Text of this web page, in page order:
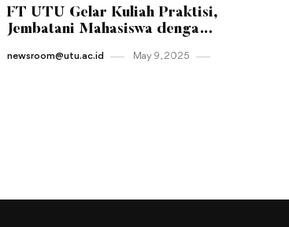
FT UTU Gelar Kuliah Praktisi,
Jembatani Mahasiswa dengan
newsroom@utu.ac.id May 9 , 2025